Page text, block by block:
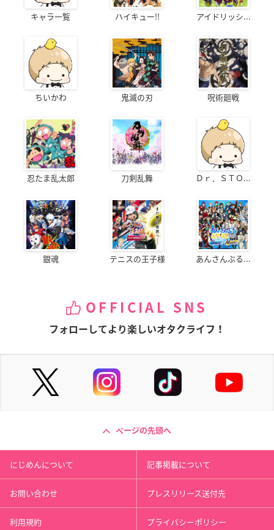
キャラ一覧 ハイキュー!! アイドリッシ...
ちいかわ 鬼滅の刃 呪術廻戦
忍たま乱太郎 刀剣乱舞 Ｄｒ．ＳＴＯ...
銀魂 テニスの王子様 あんさんぶる...
OFFICIAL SNS
フォローしてより楽しいオタクライフ！
ページの先頭へ
にじめんについて 記事掲載について
お問い合わせ プレスリリース送付先
利用規約 プライバシーポリシー